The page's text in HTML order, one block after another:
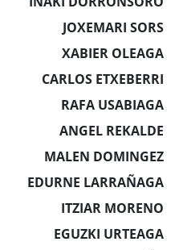
JOXEMARI SORS
XABIER OLEAGA
CARLOS ETXEBERRI
RAFA USABIAGA
ANGEL REKALDE
MALEN DOMINGEZ
EDURNE LARRAÑAGA
ITZIAR MORENO
EGUZKI URTEAGA